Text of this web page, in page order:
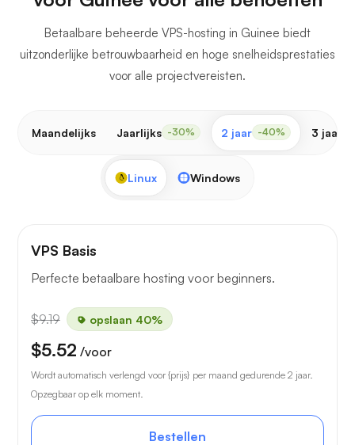
Betaalbare beheerde VPS-hosting in Guinee biedt
uitzonderlijke betrouwbaarheid en hoge snelheidsprestaties
voor alle projectvereisten.
Maandelijks Jaarlijks -30% 2 jaar -40% 3 jaar
Linux Windows
VPS Basis
Perfecte betaalbare hosting voor beginners.
$9.19 opslaan 40%
$5.52 /voor
Wordt automatisch verlengd voor {prijs} per maand gedurende 2 jaar.
Opzegbaar op elk moment.
Bestellen